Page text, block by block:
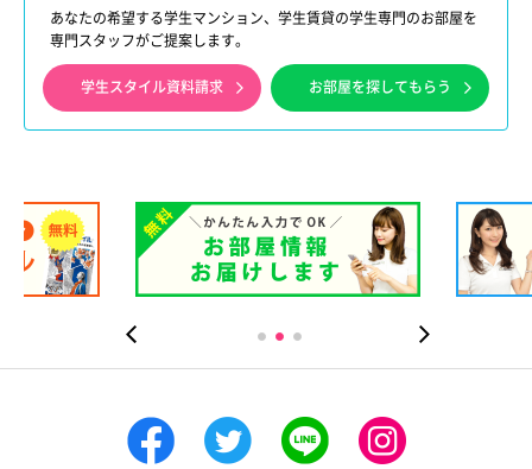
あなたの希望する学生マンション、学生賃貸の学生専門のお部屋を
専門スタッフがご提案します。
学生スタイル資料請求 お部屋を探してもらう